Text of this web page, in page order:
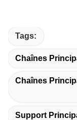
Tags:
Chaînes
Chaînes
Support